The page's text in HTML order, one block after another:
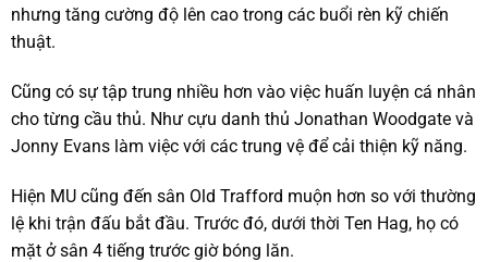
nhưng tăng cường độ lên cao trong các buổi rèn kỹ chiến
thuật.
Cũng có sự tập trung nhiều hơn vào việc huấn luyện cá nhân
cho từng cầu thủ. Như cựu danh thủ Jonathan Woodgate và
Jonny Evans làm việc với các trung vệ để cải thiện kỹ năng.
Hiện MU cũng đến sân Old Trafford muộn hơn so với thường
lệ khi trận đấu bắt đầu. Trước đó, dưới thời Ten Hag, họ có
mặt ở sân 4 tiếng trước giờ bóng lăn.